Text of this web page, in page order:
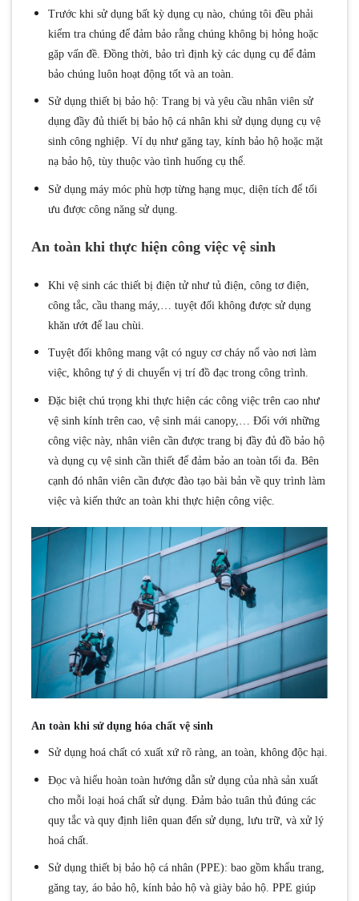
Trước khi sử dụng bất kỳ dụng cụ nào, chúng tôi đều phải
kiểm tra chúng để đảm bảo rằng chúng không bị hỏng hoặc
gặp vấn đề. Đồng thời, bảo trì định kỳ các dụng cụ để đảm
bảo chúng luôn hoạt động tốt và an toàn.
Sử dụng thiết bị bảo hộ: Trang bị và yêu cầu nhân viên sử
dụng đầy đủ thiết bị bảo hộ cá nhân khi sử dụng dụng cụ vệ
sinh công nghiệp. Ví dụ như găng tay, kính bảo hộ hoặc mặt
nạ bảo hộ, tùy thuộc vào tình huống cụ thể.
Sử dụng máy móc phù hợp từng hạng mục, diện tích để tối
ưu được công năng sử dụng.
An toàn khi thực hiện công việc vệ sinh
Khi vệ sinh các thiết bị điện tử như tủ điện, công tơ điện,
công tắc, cầu thang máy,… tuyệt đối không được sử dụng
khăn ướt để lau chùi.
Tuyệt đối không mang vật có nguy cơ cháy nổ vào nơi làm
việc, không tự ý di chuyển vị trí đồ đạc trong công trình.
Đặc biệt chú trọng khi thực hiện các công việc trên cao như
vệ sinh kính trên cao, vệ sinh mái canopy,… Đối với những
công việc này, nhân viên cần được trang bị đầy đủ đồ bảo hộ
và dụng cụ vệ sinh cần thiết để đảm bảo an toàn tối đa. Bên
cạnh đó nhân viên cần được đào tạo bài bản về quy trình làm
việc và kiến thức an toàn khi thực hiện công việc.
An toàn khi sử dụng hóa chất vệ sinh
Sử dụng hoá chất có xuất xứ rõ ràng, an toàn, không độc hại.
Đọc và hiểu hoàn toàn hướng dẫn sử dụng của nhà sản xuất
cho mỗi loại hoá chất sử dụng. Đảm bảo tuân thủ đúng các
quy tắc và quy định liên quan đến sử dụng, lưu trữ, và xử lý
hoá chất.
Sử dụng thiết bị bảo hộ cá nhân (PPE): bao gồm khẩu trang,
găng tay, áo bảo hộ, kính bảo hộ và giày bảo hộ. PPE giúp